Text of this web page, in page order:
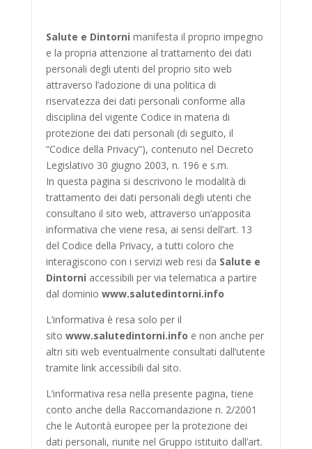
Salute e Dintorni manifesta il proprio impegno
e la propria attenzione al trattamento dei dati
personali degli utenti del proprio sito web
attraverso l’adozione di una politica di
riservatezza dei dati personali conforme alla
disciplina del vigente Codice in materia di
protezione dei dati personali (di seguito, il
“Codice della Privacy”), contenuto nel Decreto
Legislativo 30 giugno 2003, n. 196 e s.m.
In questa pagina si descrivono le modalità di
trattamento dei dati personali degli utenti che
consultano il sito web, attraverso un’apposita
informativa che viene resa, ai sensi dell’art. 13
del Codice della Privacy, a tutti coloro che
interagiscono con i servizi web resi da Salute e
Dintorni accessibili per via telematica a partire
dal dominio www.salutedintorni.info
L’informativa è resa solo per il
sito www.salutedintorni.info e non anche per
altri siti web eventualmente consultati dall’utente
tramite link accessibili dal sito.
L’informativa resa nella presente pagina, tiene
conto anche della Raccomandazione n. 2/2001
che le Autorità europee per la protezione dei
dati personali, riunite nel Gruppo istituito dall’art.